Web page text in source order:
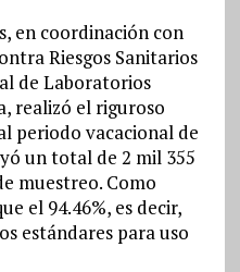
en coordinación con
Riesgos Sanitarios
de Laboratorios
realizó el riguroso
periodo vacacional de
un total de 2 mil 355
muestreo. Como
el 94.46%, es decir,
estándares para uso